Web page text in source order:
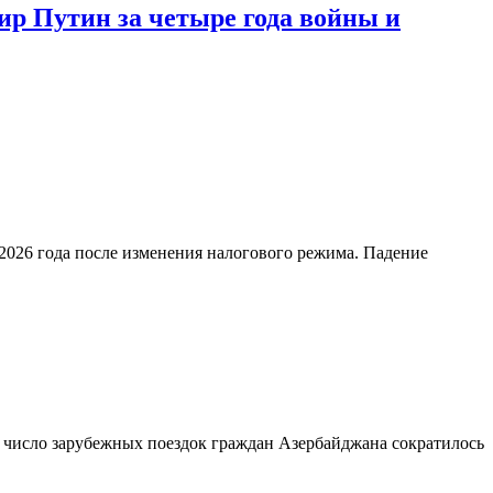
Путин за четыре года войны и
года после изменения налогового режима. Падение
зарубежных поездок граждан Азербайджана сократилось